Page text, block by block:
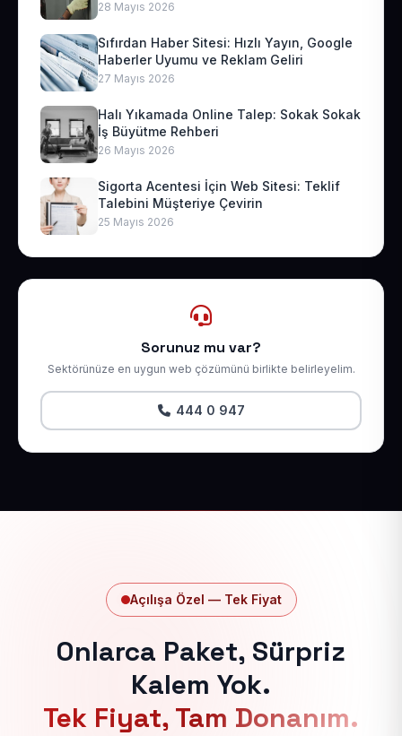
28 Mayıs 2026
Sıfırdan Haber Sitesi: Hızlı Yayın, Google
Haberler Uyumu ve Reklam Geliri
27 Mayıs 2026
Halı Yıkamada Online Talep: Sokak Sokak
İş Büyütme Rehberi
26 Mayıs 2026
Sigorta Acentesi İçin Web Sitesi: Teklif
Talebini Müşteriye Çevirin
25 Mayıs 2026
Sorunuz mu var?
Sektörünüze en uygun web çözümünü birlikte belirleyelim.
444 0 947
Açılışa Özel — Tek Fiyat
Onlarca Paket, Sürpriz
Kalem Yok.
Tek Fiyat, Tam Donanım.